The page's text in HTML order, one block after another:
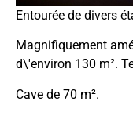
Entourée de divers
Magnifiquement
d\'environ 130 m².
Cave de 70 m².